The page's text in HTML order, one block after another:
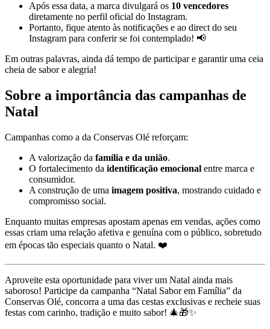
Após essa data, a marca divulgará os 10 vencedores
diretamente no perfil oficial do Instagram.
Portanto, fique atento às notificações e ao direct do seu
Instagram para conferir se foi contemplado! 📢
Em outras palavras, ainda dá tempo de participar e garantir uma ceia
cheia de sabor e alegria!
Sobre a importância das campanhas de
Natal
Campanhas como a da Conservas Olé reforçam:
A valorização da família e da união.
O fortalecimento da identificação emocional entre marca e
consumidor.
A construção de uma imagem positiva, mostrando cuidado e
compromisso social.
Enquanto muitas empresas apostam apenas em vendas, ações como
essas criam uma relação afetiva e genuína com o público, sobretudo
em épocas tão especiais quanto o Natal. ❤️
Aproveite esta oportunidade para viver um Natal ainda mais
saboroso! Participe da campanha “Natal Sabor em Família” da
Conservas Olé, concorra a uma das cestas exclusivas e recheie suas
festas com carinho, tradição e muito sabor! 🎄🎁✨